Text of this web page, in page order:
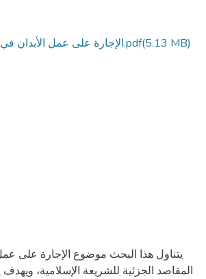
10-الإجارة على عمل الأبدان في ضوء المقاصد.pdf(5.13 MB)
يتناول هذا البحث موضوع الإجارة على
المقاصد الجزئية للشريعة الإسلامية،